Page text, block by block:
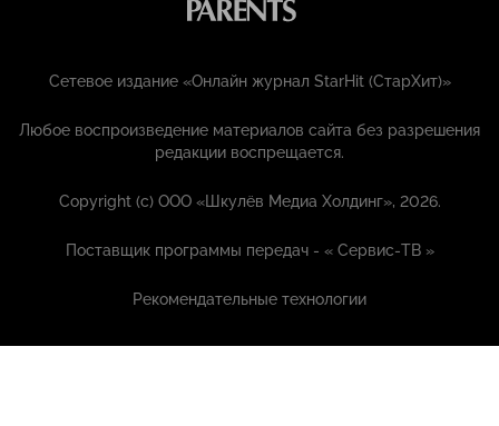
Сетевое издание «Онлайн журнал StarHit (СтарХит)»
Любое воспроизведение материалов сайта без разрешения
редакции воспрещается.
Copyright (с) ООО «Шкулёв Медиа Холдинг», 2026.
Поставщик программы передач - «Сервис-ТВ »
Рекомендательные технологии